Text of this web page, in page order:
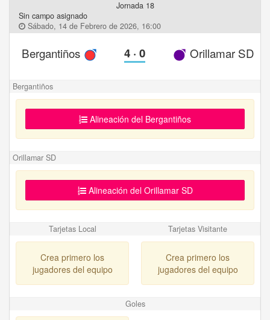
Jornada 18
Sin campo asignado
Sábado, 14 de Febrero de 2026, 16:00
Bergantiños 4 ·0 Orillamar SD
Bergantiños
Alineación del Bergantiños
Orillamar SD
Alineación del Orillamar SD
Tarjetas Local Tarjetas Visitante
Crea primero los
jugadores del equipo
Crea primero los
jugadores del equipo
Goles